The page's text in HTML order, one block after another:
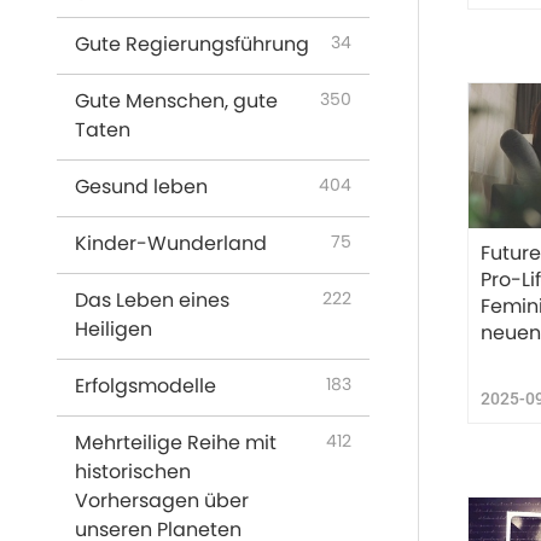
Gute Regierungsführung 34
Gute Menschen, gute
Taten
350
Gesund leben 404
Kinder-Wunderland 75
Das Leben eines
Heiligen
222
Erfolgsmodelle 183
Mehrteilige Reihe mit
historischen
Vorhersagen über
unseren Planeten
412
Pro-
2025-